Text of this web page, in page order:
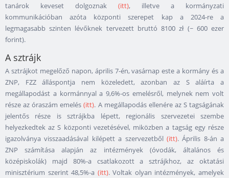
tanárok keveset dolgoznak (itt), illetve a kormányzati
kommunikációban azóta központi szerepet kap a 2024-re a
legmagasabb szinten lévőknek tervezett bruttó 8100 zł (~ 600 ezer
forint).
A sztrájk
A sztrájkot megelőző napon, április 7-én, vasárnap este a kormány és a
ZNP, FZZ álláspontja nem közeledett, azonban az S aláírta a
megállapodást a kormánnyal a 9,6%-os emelésről, melynek nem volt
része az óraszám emelés(itt). A megállapodás ellenére az S tagságának
jelentős része is sztrájkba lépett, regionális szervezetei szembe
helyezkedtek az S központi vezetésével, miközben a tagság egy része
igazolványa visszaadásával kilépett a szervezetből (itt). Április 8-án a
ZNP számítása alapján az intézmények (óvodák, általános és
középiskolák) majd 80%-a csatlakozott a sztrájkhoz, az oktatási
minisztérium szerint 48,5%-a (itt). Voltak olyan intézmények, amelyek